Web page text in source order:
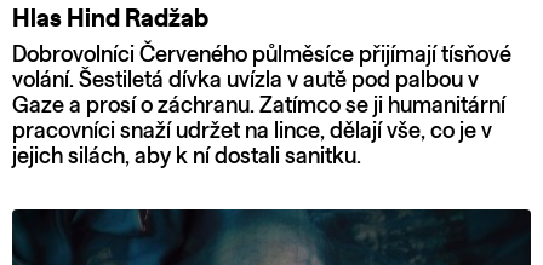
Hlas Hind Radžab
Dobrovolníci Červeného půlměsíce přijímají tísňové
volání. Šestiletá dívka uvízla v autě pod palbou v
Gaze a prosí o záchranu. Zatímco se ji humanitární
pracovníci snaží udržet na lince, dělají vše, co je v
jejich silách, aby k ní dostali sanitku.